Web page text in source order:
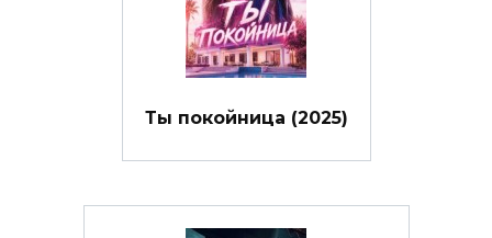
Ты покойница (2025)